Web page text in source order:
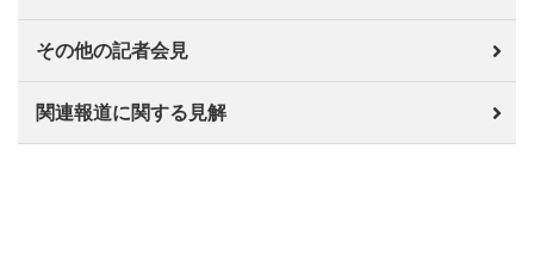
その他の記者会見
関連報道に関する見解